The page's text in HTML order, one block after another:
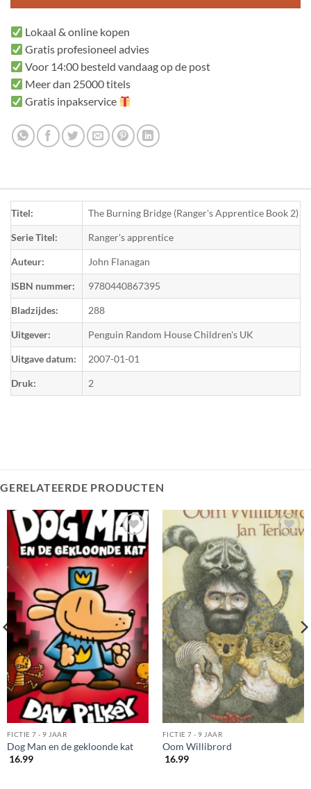
Lokaal & online kopen
Gratis profesioneel advies
Voor 14:00 besteld vandaag op de post
Meer dan 25000 titels
Gratis inpakservice
Titel: The Burning Bridge (Ranger's Apprentice Book 2)
Serie Titel: Ranger's apprentice
Auteur: John Flanagan
ISBN nummer: 9780440867395
Bladzijdes: 288
Uitgever: Penguin Random House Children's UK
Uitgave datum: 2007-01-01
Druk: 2
GERELATEERDE PRODUCTEN
FICTIE 7 - 9 JAAR
Dog Man en de gekloonde kat
16.99
FICTIE 7 - 9 JAAR
Oom Willibrord
16.99